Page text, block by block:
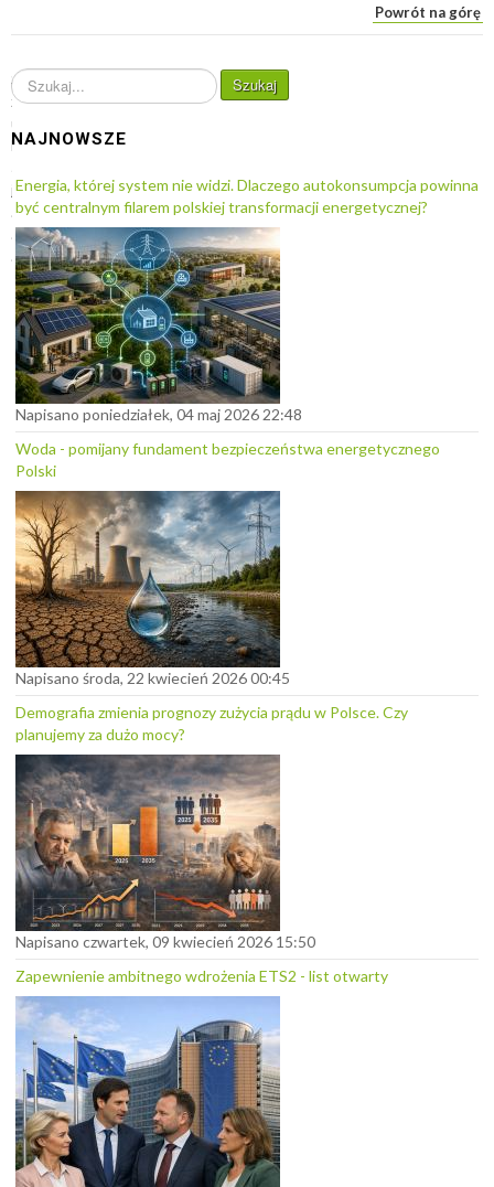
Powrót na górę
S
z
u
k
j
.
.
.
Szukaj
NAJNOWSZE
Energia, której system nie widzi. Dlaczego autokonsumpcja powinna
być centralnym filarem polskiej transformacji energetycznej?
Napisano poniedziałek, 04 maj 2026 22:48
Woda - pomijany fundament bezpieczeństwa energetycznego
Polski
Napisano środa, 22 kwiecień 2026 00:45
Demografia zmienia prognozy zużycia prądu w Polsce. Czy
planujemy za dużo mocy?
Napisano czwartek, 09 kwiecień 2026 15:50
Zapewnienie ambitnego wdrożenia ETS2 - list otwarty